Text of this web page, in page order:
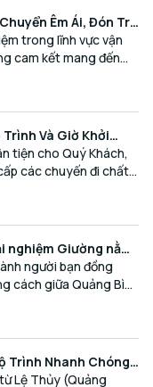
Êm Ái, Đón Trả
trong lĩnh vực vận
cam kết mang đến
di chuyển trọn vẹn,
Và Giờ Khởi
tiện cho Quý Khách,
các chuyến đi chất
linh hoạt mỗi ngày.
nghiệm Giường nằm
người bạn đồng
cách giữa Quảng Bình
vụ chuẩn mực.
Trình Nhanh Chóng,
Lệ Thủy (Quảng